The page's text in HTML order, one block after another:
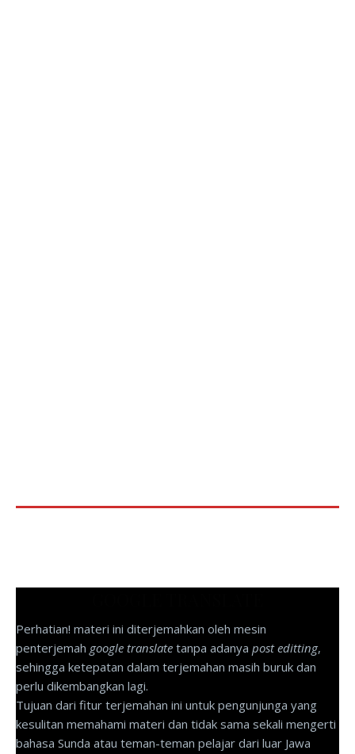
Perhatian! materi ini diterjemahkan oleh mesin
penterjemah google translate tanpa adanya post editting,
sehingga ketepatan dalam terjemahan masih buruk dan
perlu dikembangkan lagi.
Tujuan dari fitur terjemahan ini untuk pengunjunga yang
kesulitan memahami materi dan tidak sama sekali mengerti
bahasa Sunda atau teman-teman pelajar dari luar Jawa